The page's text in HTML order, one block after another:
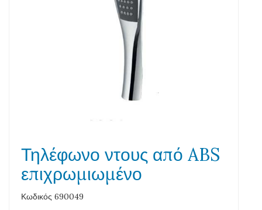
Τηλέφωνο ντους από ABS
επιχρωμιωμένο
Κωδικός 690049